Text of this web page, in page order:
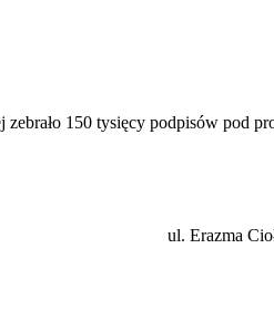
150 tysięcy podpisów pod
ul. Erazma